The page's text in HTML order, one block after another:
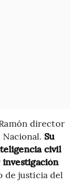
director
Su
civil
de justicia del